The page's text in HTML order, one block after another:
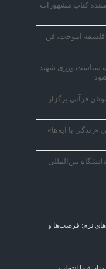
کتاب مشهورات
فلسفه آموخت، فن
سیاست ورزی شهید
قرآنی برگزار
با آیه‌ها»
بین‌المللی
نرم: فرصت‌ها و